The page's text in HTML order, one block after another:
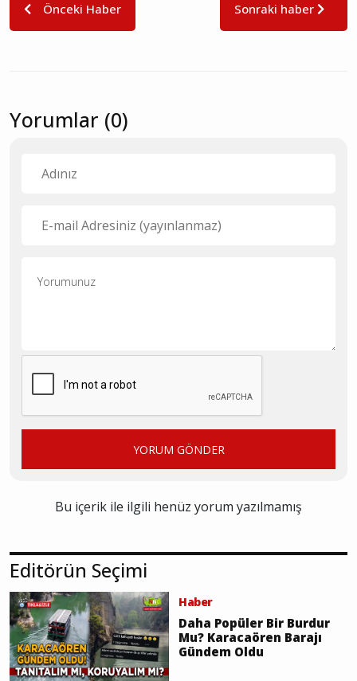
Önceki Haber Sonraki haber
Yorumlar (0)
YORUM GÖNDER
Bu içerik ile ilgili henüz yorum yazılmamış
Editörün Seçimi
Haber
Daha Popüler Bir Burdur
Mu? Karacaören Barajı
Gündem Oldu